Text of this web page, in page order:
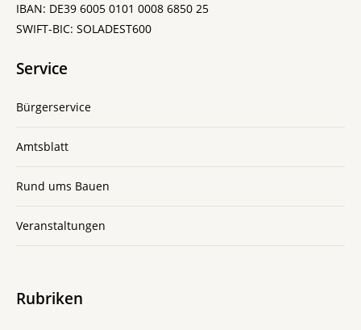
IBAN: DE39 6005 0101 0008 6850 25
SWIFT-BIC: SOLADEST600
Service
Bürgerservice
Amtsblatt
Rund ums Bauen
Veranstaltungen
Rubriken